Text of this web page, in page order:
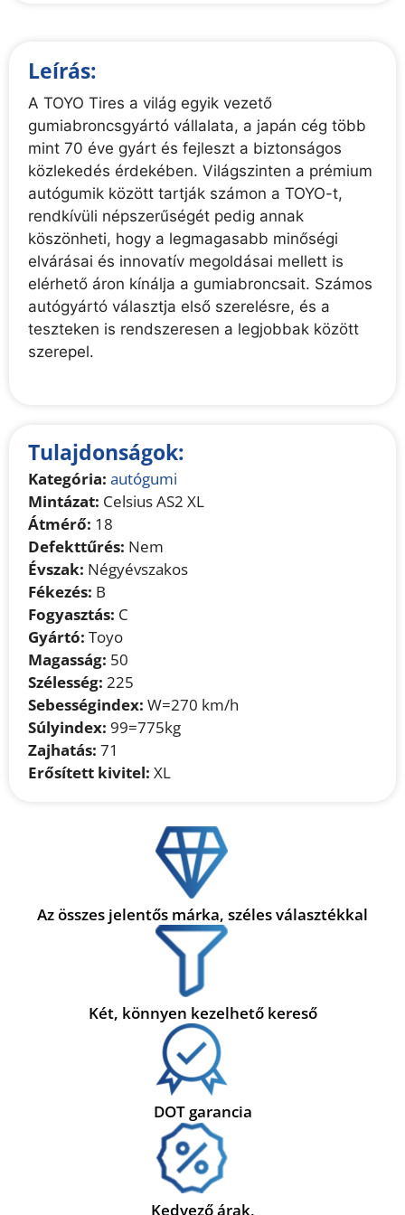
Leírás:
A TOYO Tires a világ egyik vezető
gumiabroncsgyártó vállalata, a japán cég több
mint 70 éve gyárt és fejleszt a biztonságos
közlekedés érdekében. Világszinten a prémium
autógumik között tartják számon a TOYO-t,
rendkívüli népszerűségét pedig annak
köszönheti, hogy a legmagasabb minőségi
elvárásai és innovatív megoldásai mellett is
elérhető áron kínálja a gumiabroncsait. Számos
autógyártó választja első szerelésre, és a
teszteken is rendszeresen a legjobbak között
szerepel.
Tulajdonságok:
Kategória: autógumi
Mintázat: Celsius AS2 XL
Átmérő: 18
Defekttűrés: Nem
Évszak: Négyévszakos
Fékezés: B
Fogyasztás: C
Gyártó: Toyo
Magasság: 50
Szélesség: 225
Sebességindex: W=270 km/h
Súlyindex: 99=775kg
Zajhatás: 71
Erősített kivitel: XL
Az összes jelentős márka, széles választékkal
Két, könnyen kezelhető kereső
DOT garancia
Kedvező árak,